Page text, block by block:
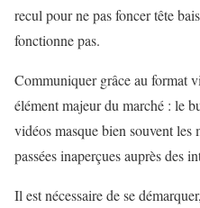
recul pour ne pas foncer tête
fonctionne pas.
Communiquer grâce au format
élément majeur du marché : le
vidéos masque bien souvent
passées inaperçues auprès des
Il est nécessaire de se